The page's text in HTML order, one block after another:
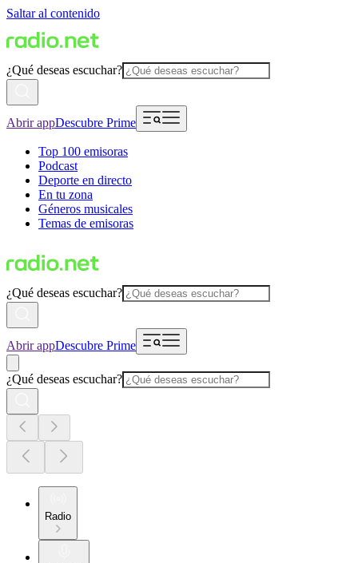
Saltar al contenido
¿Qué deseas escuchar?
Abrir appDescubre Prime
Top 100 emisoras
Podcast
Deporte en directo
En tu zona
Géneros musicales
Temas de emisoras
¿Qué deseas escuchar?
Abrir appDescubre Prime
¿Qué deseas escuchar?
Radio